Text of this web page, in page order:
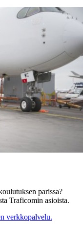
parissa?
Traficomin asioista.
verkkopalvelu.